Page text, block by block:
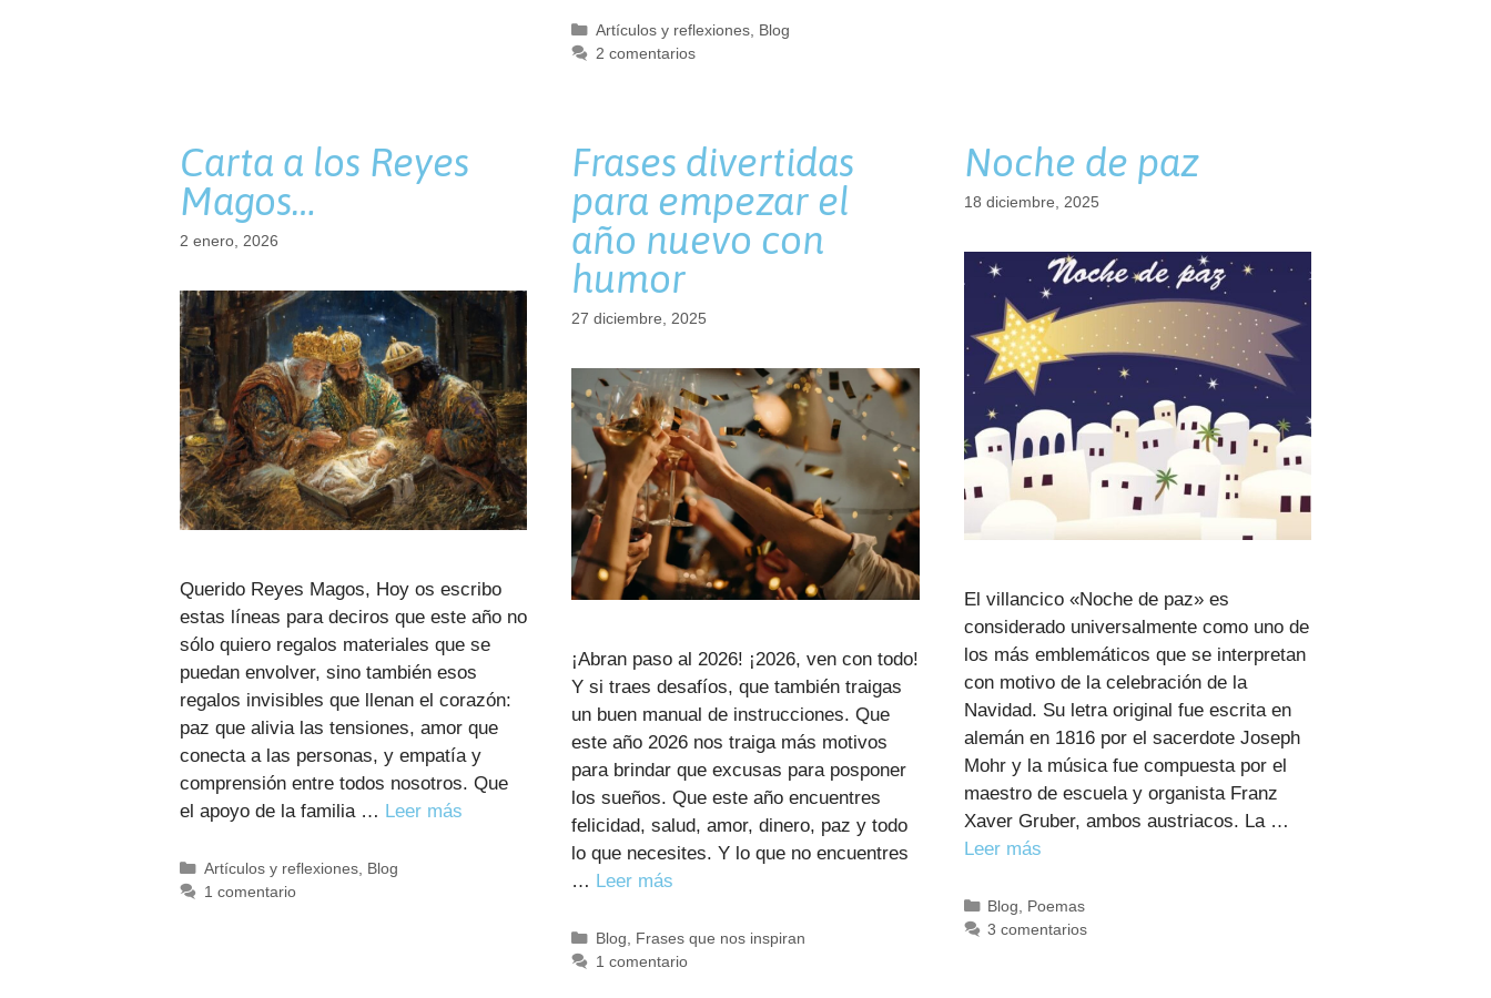
Categorías
Artículos y reflexiones, Blog
2 comentarios
Carta a los Reyes
Magos…
2 enero, 2026
Querido Reyes Magos, Hoy os escribo
estas líneas para deciros que este año no
sólo quiero regalos materiales que se
puedan envolver, sino también esos
regalos invisibles que llenan el corazón:
paz que alivia las tensiones, amor que
conecta a las personas, y empatía y
comprensión entre todos nosotros. Que
el apoyo de la familia … Leer más
Categorías
Artículos y reflexiones, Blog
1 comentario
Frases divertidas
para empezar el
año nuevo con
humor
27 diciembre, 2025
¡Abran paso al 2026! ¡2026, ven con todo!
Y si traes desafíos, que también traigas
un buen manual de instrucciones. Que
este año 2026 nos traiga más motivos
para brindar que excusas para posponer
los sueños. Que este año encuentres
felicidad, salud, amor, dinero, paz y todo
lo que necesites. Y lo que no encuentres
… Leer más
Categorías
Blog
Frases que nos inspiran
1 comentario
Noche de paz
18 diciembre, 2025
El villancico «Noche de paz» es
considerado universalmente como uno de
los más emblemáticos que se interpretan
con motivo de la celebración de la
Navidad. Su letra original fue escrita en
alemán en 1816 por el sacerdote Joseph
Mohr y la música fue compuesta por el
maestro de escuela y organista Franz
Xaver Gruber, ambos austriacos. La …
Leer más
Categorías
Blog
Poemas
3 comentarios